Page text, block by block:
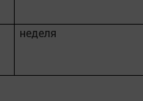
неделя